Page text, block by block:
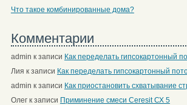
Что такое комбинированные дома?
Комментарии
admin к записи Как переделать гипсокартонный
Лия к записи Как переделать гипсокартонный
admin к записи Как приостановить схватывание
Олегк записи Приминение смеси Ceresit СХ 5